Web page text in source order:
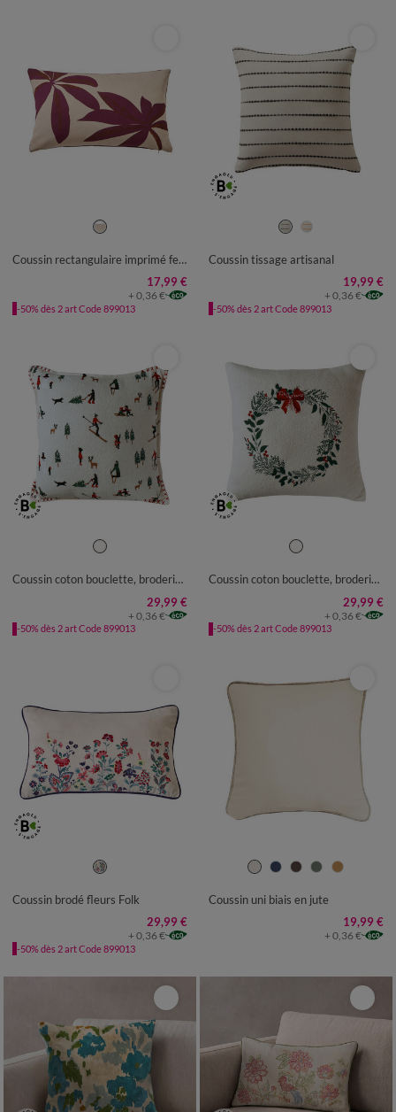
Coussin rectangulaire imprimé feuillage
17,99 €
+ 0,36 €
-50% dès 2 art Code 899013
Coussin tissage artisanal
19,99 €
+ 0,36 €
-50% dès 2 art Code 899013
Coussin coton bouclette, broderies skieurs
29,99 €
+ 0,36 €
-50% dès 2 art Code 899013
Coussin coton bouclette, broderies Noël
29,99 €
+ 0,36 €
-50% dès 2 art Code 899013
Coussin brodé fleurs Folk
29,99 €
+ 0,36 €
-50% dès 2 art Code 899013
Coussin uni biais en jute
19,99 €
+ 0,36 €